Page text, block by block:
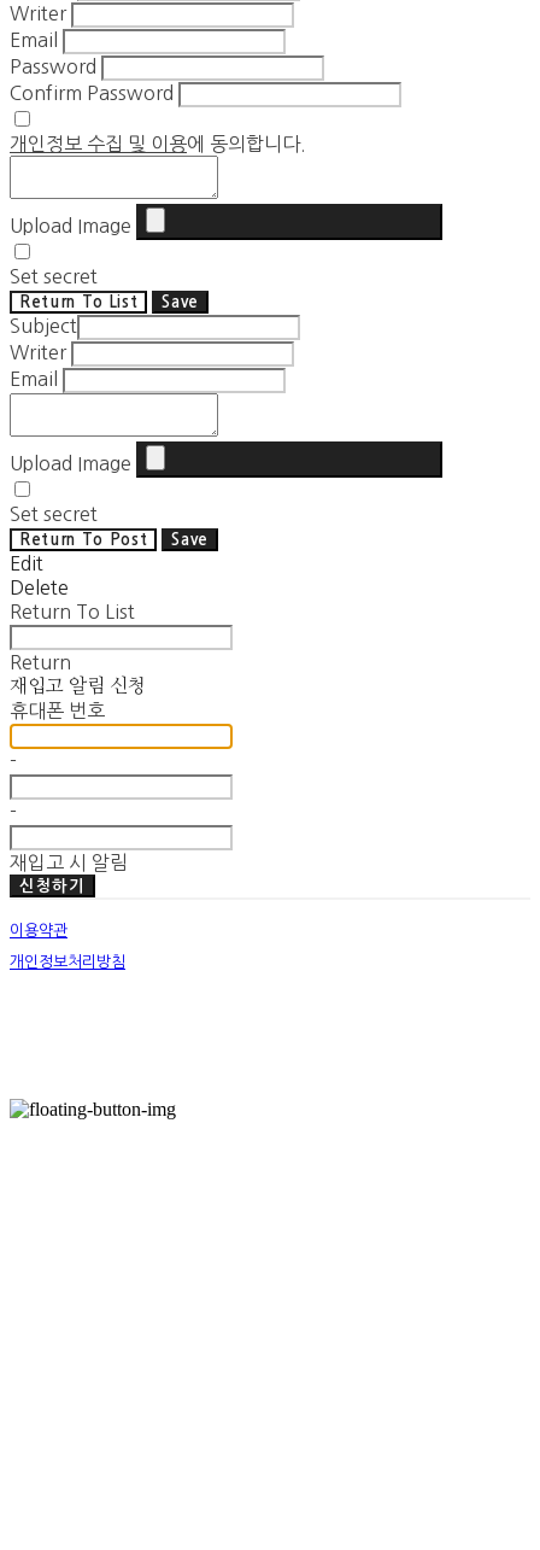
Writer
Email
Password
Confirm Password
개인정보 수집 및 이용에 동의합니다.
Upload Image
Set secret
Return To List Save
Subject
Writer
Email
Upload Image
Set secret
Return To Post Save
Edit
Delete
Return To List
Return
재입고 알림 신청
휴대폰 번호
-
-
재입고 시 알림
신청하기
이용약관
개인정보처리방침